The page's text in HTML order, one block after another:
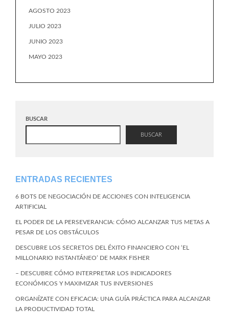
AGOSTO 2023
JULIO 2023
JUNIO 2023
MAYO 2023
BUSCAR
BUSCAR
ENTRADAS RECIENTES
6 BOTS DE NEGOCIACIÓN DE ACCIONES CON INTELIGENCIA
ARTIFICIAL
EL PODER DE LA PERSEVERANCIA: CÓMO ALCANZAR TUS METAS A
PESAR DE LOS OBSTÁCULOS
DESCUBRE LOS SECRETOS DEL ÉXITO FINANCIERO CON ‘EL
MILLONARIO INSTANTÁNEO’ DE MARK FISHER
– DESCUBRE CÓMO INTERPRETAR LOS INDICADORES
ECONÓMICOS Y MAXIMIZAR TUS INVERSIONES
ORGANÍZATE CON EFICACIA: UNA GUÍA PRÁCTICA PARA ALCANZAR
LA PRODUCTIVIDAD TOTAL